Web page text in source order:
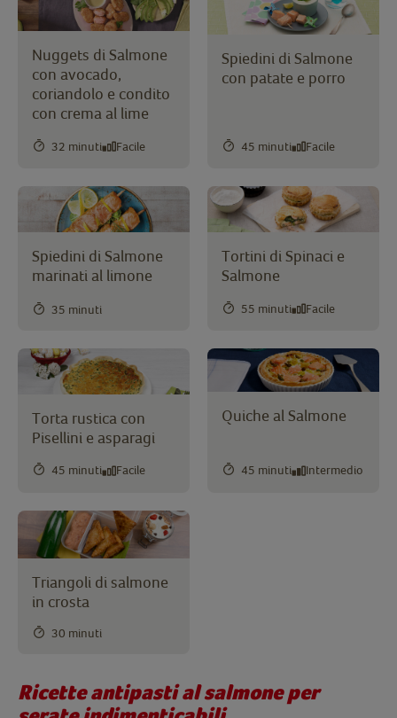
Nuggets di Salmone
con avocado,
coriandolo e condito
con crema al lime
32 minuti Facile
Spiedini di Salmone
con patate e porro
45 minuti Facile
Spiedini di Salmone
marinati al limone
35 minuti
Tortini di Spinaci e
Salmone
55 minuti Facile
Torta rustica con
Pisellini e asparagi
45 minuti Facile
Quiche al Salmone
45 minuti Intermedio
Triangoli di salmone
in crosta
30 minuti
Ricette antipasti al salmone per